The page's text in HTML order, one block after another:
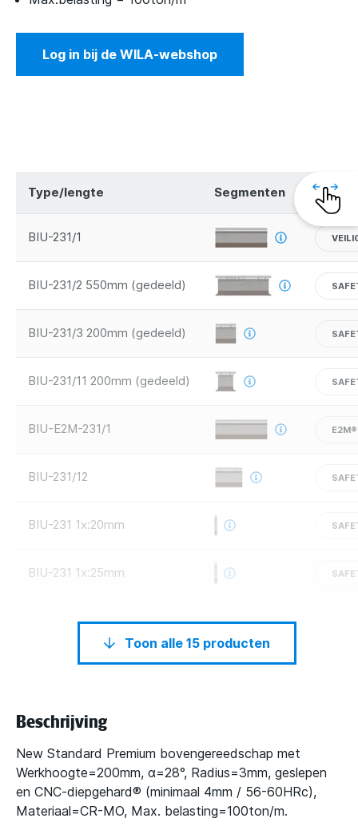
Log in bij de WILA-webshop
Type/lengte Segmenten
BIU-231/1
BIU-231/2 550mm (gedeeld)
BIU-231/3 200mm (gedeeld)
BIU-231/11 200mm (gedeeld)
BIU-E2M-231/1 E2M®
BIU-231/12
BIU-231 1x:20mm
BIU-231 1x:25mm
Toon alle 15 producten
Beschrijving
New Standard Premium bovengereedschap met
Werkhoogte=200mm, α=28°, Radius=3mm, geslepen
en CNC-diepgehard® (minimaal 4mm / 56-60HRc),
Materiaal=CR-MO, Max. belasting=100ton/m.